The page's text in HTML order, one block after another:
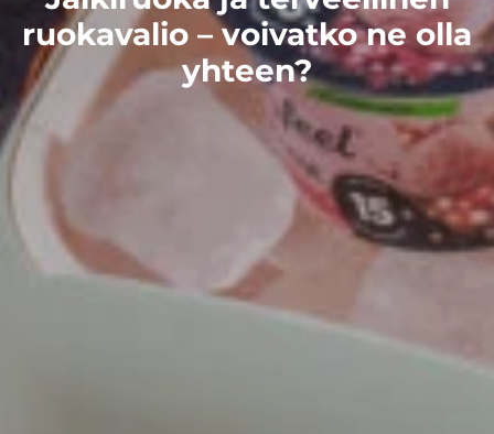
ruokavalio – voivatko ne olla
yhteen?